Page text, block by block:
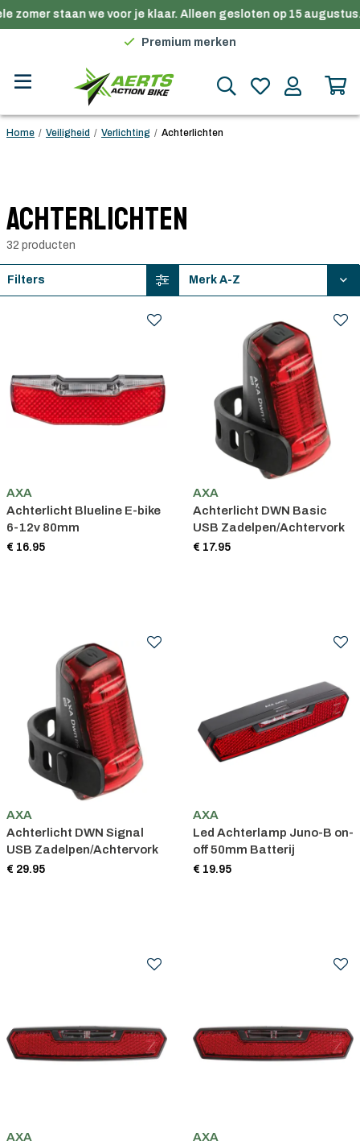
zomer staan we voor je klaar. Alleen gesloten op 15 augustus.
Gratis verzending in België vanaf €100
Premium merken
Gratis verzending in België vanaf €100
Home / Veiligheid / Verlichting / Achterlichten
Achterlichten
32 producten
Filters
AXA
Achterlicht Blueline E-bike
6-12v 80mm
€ 16.95
AXA
Achterlicht DWN Basic
USB Zadelpen/Achtervork
€ 17.95
AXA
Achterlicht DWN Signal
USB Zadelpen/Achtervork
€ 29.95
AXA
Led Achterlamp Juno-B on-
off 50mm Batterij
€ 19.95
AXA
AXA